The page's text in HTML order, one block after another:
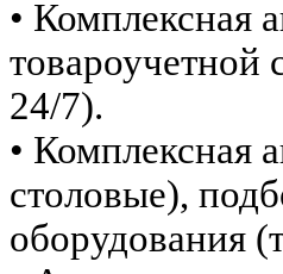
• Комплексная
товароучетной
24/7).
• Комплексная
столовые),
оборудования